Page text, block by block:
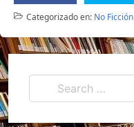
Categorizado en: No Ficción